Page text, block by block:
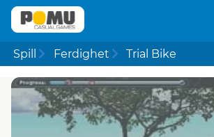
Spill Ferdighet Trial Bike